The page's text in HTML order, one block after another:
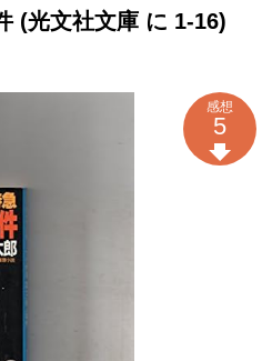
(光文社文庫 に 1-16)
感想
5